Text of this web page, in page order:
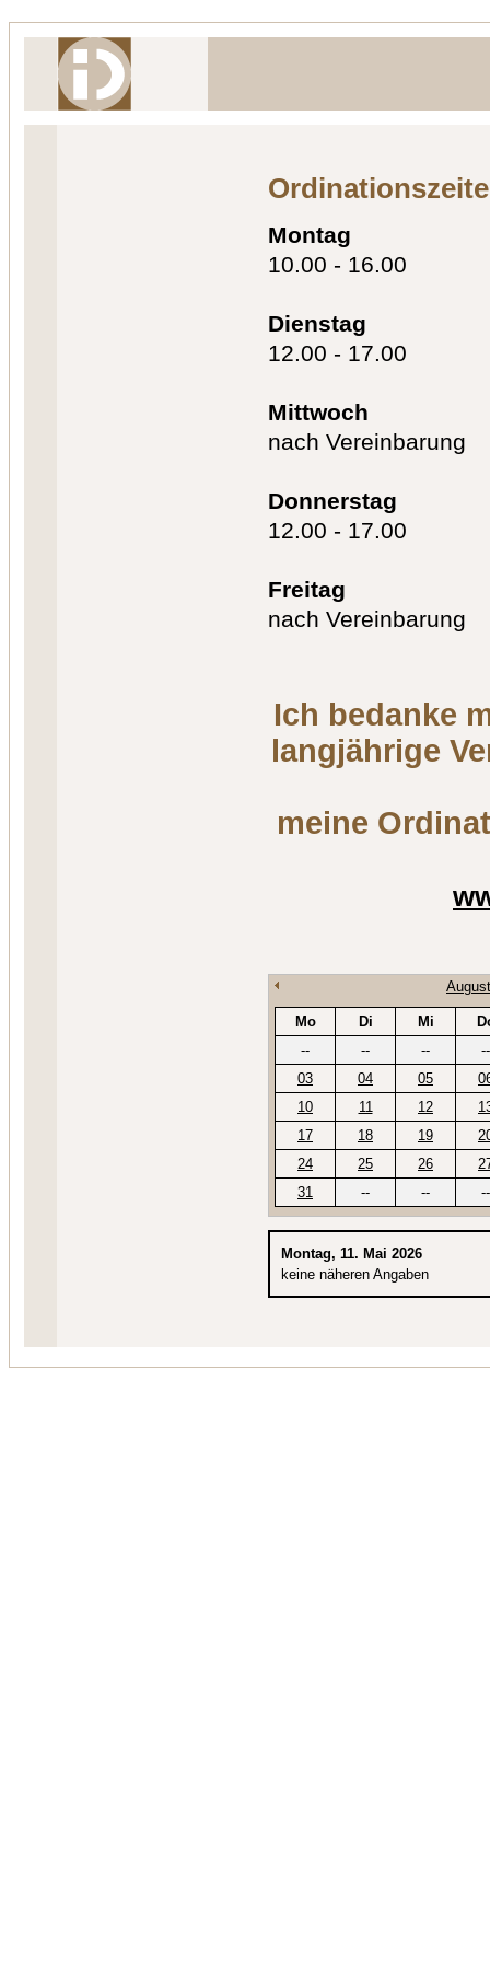
Montag
10.00 - 16.00
Dienstag
12.00 - 17.00
Mittwoch
nach Vereinbarung
Donnerstag
12.00 - 17.00
Freitag
nach Vereinbarung
Ich bedanke
langjährige
meine
Mo Di Mi
--
-- --
--
03
04 05
10
11 12
17
18 19
24
25 26
31
-- -- --
Montag, 11. Mai 2026
keine näheren Angaben